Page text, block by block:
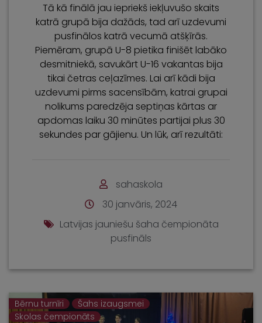
Tā kā finālā jau iepriekš iekļuvušo skaits
katrā grupā bija dažāds, tad arī uzdevumi
pusfinālos katrā vecumā atšķīrās.
Piemēram, grupā U-8 pietika finišēt labāko
desmitniekā, savukārt U-16 vakantas bija
tikai četras ceļazīmes. Lai arī kādi bija
uzdevumi pirms sacensībām, katrai grupai
nolikums paredzēja septiņas kārtas ar
apdomas laiku 30 minūtes partijai plus 30
sekundes par gājienu. Un lūk, arī rezultāti:
sahaskola
30 janvāris, 2024
Latvijas jauniešu šaha čempionāta
pusfināls
Bērnu turnīri
Šahs izaugsmei
Skolas čempionāts